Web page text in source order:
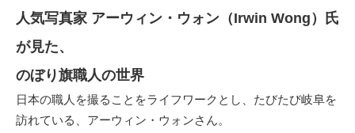
人気写真家 アーウィン・ウォン（Irwin Wong）氏
が見た、
のぼり旗職人の世界
日本の職人を撮ることをライフワークとし、たびたび岐阜を
訪れている、アーウィン・ウォンさん。